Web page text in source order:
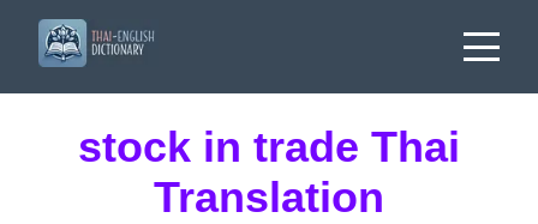
stock in trade Thai
Translation